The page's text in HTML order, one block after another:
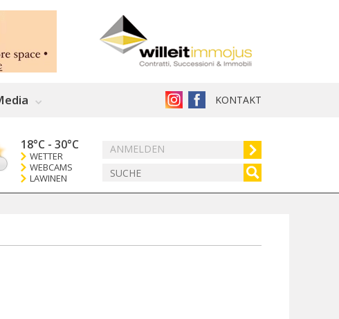
KONTAKT
ANMELDEN
18°C - 30°C
WETTER
WEBCAMS
LAWINEN